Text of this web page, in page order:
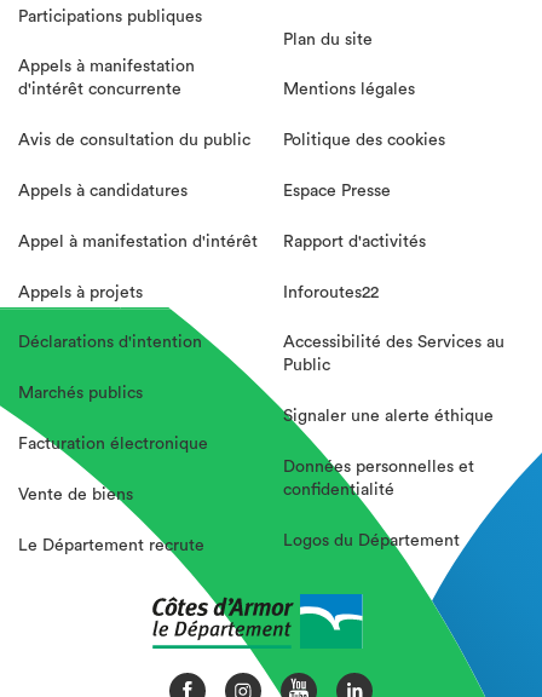
Participations publiques
Appels à manifestation
d'intérêt concurrente
Avis de consultation du public
Appels à candidatures
Appel à manifestation d'intérêt
Appels à projets
Déclarations d'intention
Marchés publics
Facturation électronique
Vente de biens
Le Département recrute
Plan du site
Mentions légales
Politique des cookies
Espace Presse
Rapport d'activités
Inforoutes22
Accessibilité des Services au
Public
Signaler une alerte éthique
Données personnelles et
confidentialité
Logos du Département